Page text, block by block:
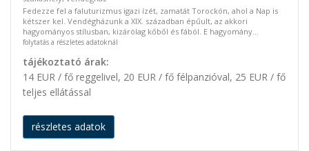
Fedezze fel a faluturizmus igazi ízét, zamatát Torockón, ahol a Nap is
kétszer kel. Vendégházunk a XIX. században épűult, az akkori
hagyományos stílusban, kizárólag kőből és fából. E hagyomány...
folytatás a részletes adatoknál
tájékoztató árak:
14 EUR / fő reggelivel, 20 EUR / fő félpanzióval, 25 EUR / fő
teljes ellátással
részletes adatok